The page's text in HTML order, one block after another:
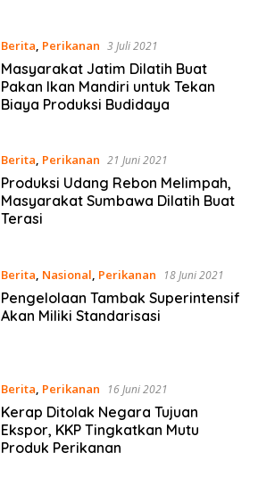
Berita, Perikanan 3 Juli 2021
Masyarakat Jatim Dilatih Buat
Pakan Ikan Mandiri untuk Tekan
Biaya Produksi Budidaya
Berita, Perikanan 21 Juni 2021
Produksi Udang Rebon Melimpah,
Masyarakat Sumbawa Dilatih Buat
Terasi
Berita, Nasional, Perikanan 18 Juni 2021
Pengelolaan Tambak Superintensif
Akan Miliki Standarisasi
Berita, Perikanan 16 Juni 2021
Kerap Ditolak Negara Tujuan
Ekspor, KKP Tingkatkan Mutu
Produk Perikanan